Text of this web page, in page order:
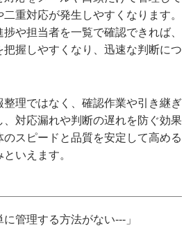
重対応が発生しやすくなります。
や担当者を一覧で確認できれば、
把握しやすくなり、迅速な判断につ
整理ではなく、確認作業や引き継ぎ
、対応漏れや判断の遅れを防ぐ効果
スピードと品質を安定して高める
いえます。
に管理する方法がない---」